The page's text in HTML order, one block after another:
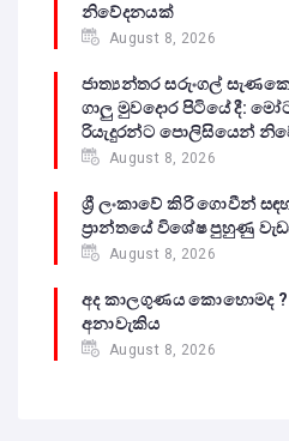
නිවේදනයක්
August 8, 2026
ජාත්‍යන්තර සරුංගල්
ගාලු මුවදොර පිටියේ දී:
රියැදුරන්ට පොලිසියෙන්
August 8, 2026
ශ්‍රී ලංකාවේ කිරි ගොවීන්
ප්‍රාන්තයේ විශේෂ පුහුණු
August 8, 2026
අද කාලගුණය කොහොමද
අනාවැකිය
August 8, 2026